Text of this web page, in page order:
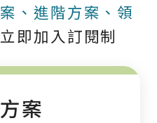
、進階方案、領
即加入訂閱制
案